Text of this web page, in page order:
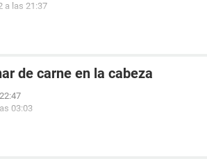
a las 21:37
de carne en la cabeza
03:03